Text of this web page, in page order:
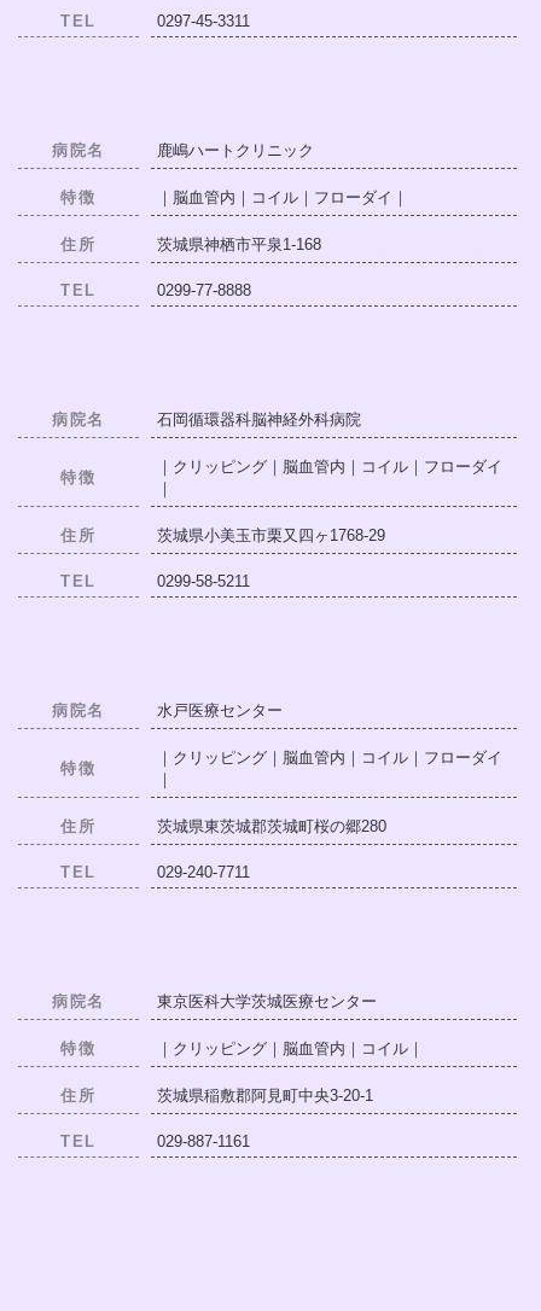
TEL 0297-45-3311
病院名 鹿嶋ハートクリニック
特徴 ｜脳血管内｜コイル｜フローダイ｜
住所 茨城県神栖市平泉1-168
TEL 0299-77-8888
病院名 石岡循環器科脳神経外科病院
特徴
｜クリッピング｜脳血管内｜コイル｜フローダイ
｜
住所 茨城県小美玉市栗又四ヶ1768-29
TEL 0299-58-5211
病院名 水戸医療センター
特徴
｜クリッピング｜脳血管内｜コイル｜フローダイ
｜
住所 茨城県東茨城郡茨城町桜の郷280
TEL 029-240-7711
病院名 東京医科大学茨城医療センター
特徴 ｜クリッピング｜脳血管内｜コイル｜
住所 茨城県稲敷郡阿見町中央3-20-1
TEL 029-887-1161